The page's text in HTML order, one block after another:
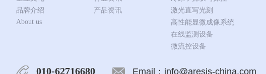
品牌介绍
About us
产品资讯
激光直写光刻
高性能显微成像系统
在线监测设备
微流控设备
010-62716680 Email：info@aresis-china.com